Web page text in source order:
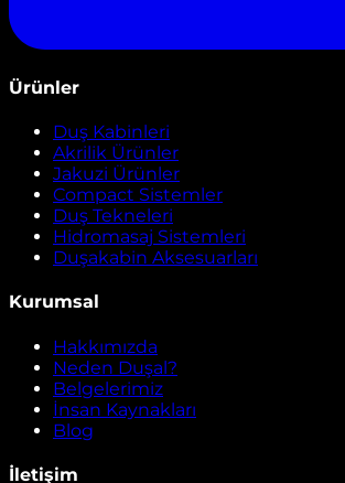
Ürünler
Duş Kabinleri
Akrilik Ürünler
Jakuzi Ürünler
Compact Sistemler
Duş Tekneleri
Hidromasaj Sistemleri
Duşakabin Aksesuarları
Kurumsal
Hakkımızda
Neden Duşal?
Belgelerimiz
İnsan Kaynakları
Blog
İletişim